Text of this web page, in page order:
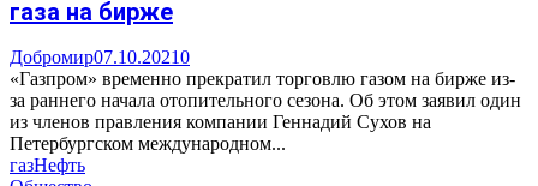
газа на бирже
Добромир07.10.20210
«Газпром» временно прекратил торговлю газом на бирже из-
за раннего начала отопительного сезона. Об этом заявил один
из членов правления компании Геннадий Сухов на
Петербургском международном...
газНефть